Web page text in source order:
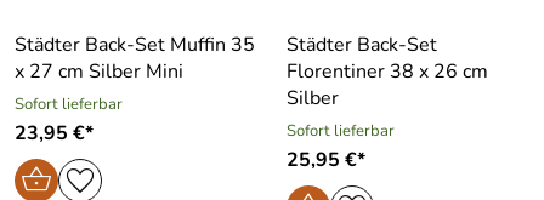
Städter Back-Set Muffin 35
x 27 cm Silber Mini
Sofort lieferbar
23,95 €*
Städter Back-Set
Florentiner 38 x 26 cm
Silber
Sofort lieferbar
25,95 €*